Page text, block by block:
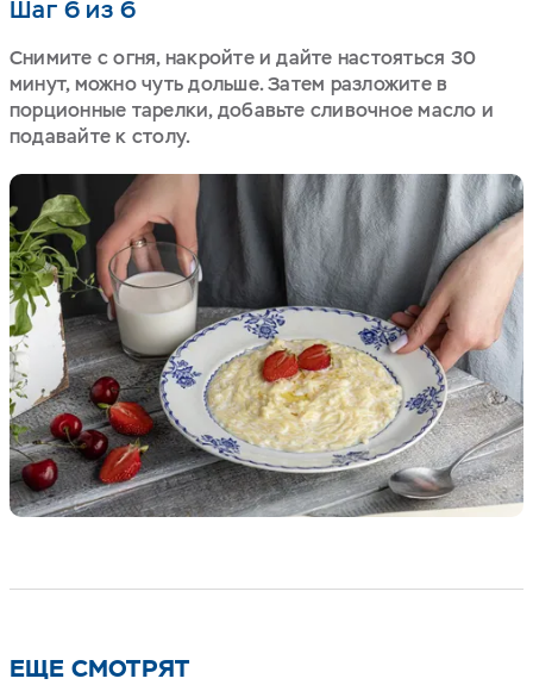
Шаг 6 из 6
Снимите с огня, накройте и дайте настояться 30
минут, можно чуть дольше. Затем разложите в
порционные тарелки, добавьте сливочное масло и
подавайте к столу.
ЕЩЕ СМОТРЯТ